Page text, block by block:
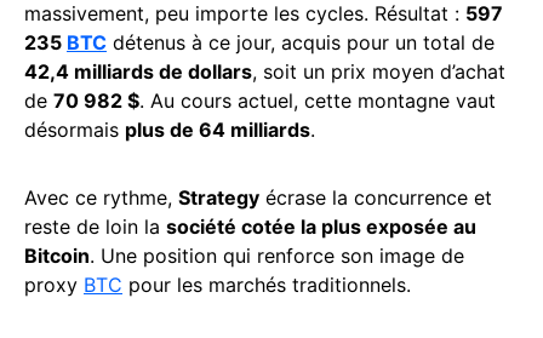
massivement, peu importe les cycles. Résultat : 597
235 BTC détenus à ce jour, acquis pour un total de
42,4 milliards de dollars, soit un prix moyen d’achat
de 70 982 $. Au cours actuel, cette montagne vaut
désormais plus de 64 milliards.
Avec ce rythme, Strategy écrase la concurrence et
reste de loin la société cotée la plus exposée au
Bitcoin. Une position qui renforce son image de
proxy BTC pour les marchés traditionnels.